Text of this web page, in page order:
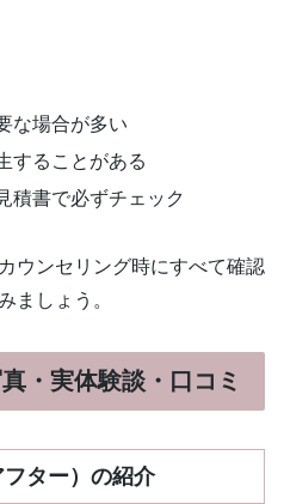
な場合が多い
することがある
積書で必ずチェック
ウンセリング時にすべて確認
ましょう。
・実体験談・口コミ
ター）の紹介